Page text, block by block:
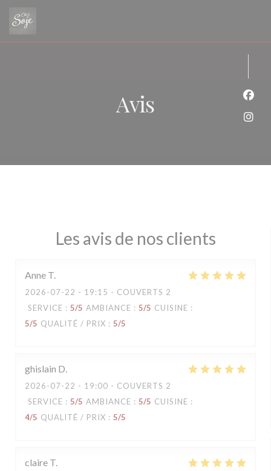
Avis
Les avis de nos clients
Anne T
2026-07-22 - 19:15 - COUVERTS 2
SERVICE : 5/5 AMBIANCE : 5/5 CUISINE :
5/5 QUALITÉ / PRIX : 5/5
ghislain D
2026-07-22 - 19:00 - COUVERTS 2
SERVICE : 5/5 AMBIANCE : 5/5 CUISINE :
4/5 QUALITÉ / PRIX : 5/5
claire T